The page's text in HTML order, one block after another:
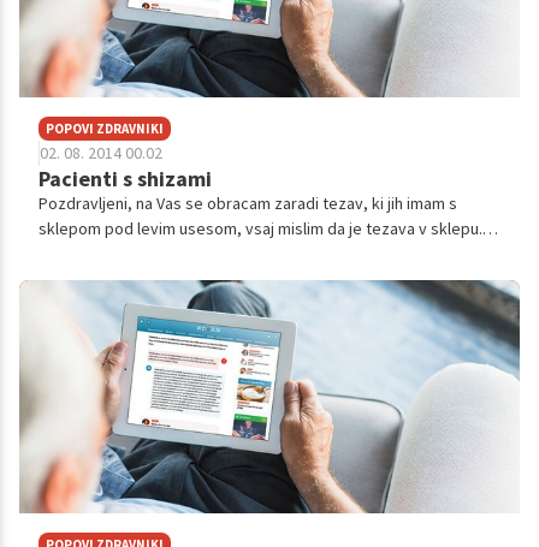
POPOVI ZDRAVNIKI
02. 08. 2014 00.02
Pacienti s shizami
Pozdravljeni, na Vas se obracam zaradi tezav, ki jih imam s
sklepom pod levim usesom, vsaj mislim da je tezava v sklepu.
usesu,ce malo odprem...